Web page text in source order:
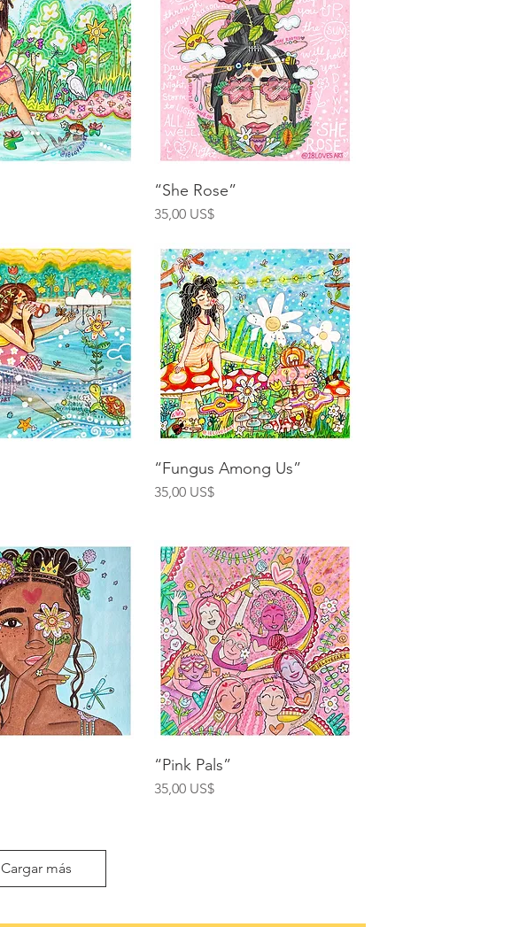
Vista rápida
“She Rose”
Precio
35,00 US$
Vista rápida
“Fungus Among Us”
Precio
35,00 US$
Vista rápida
“Pink Pals”
Precio
35,00 US$
Cargar más